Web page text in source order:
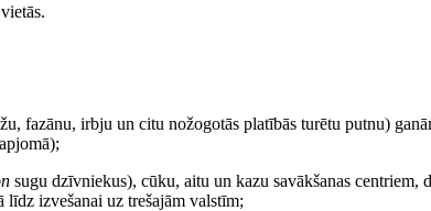
fazānu, irbju un citu nožogotās platībās turētu putnu)
sugu dzīvniekus), cūku, aitu un kazu savākšanas centriem,
izvešanai uz trešajām valstīm;